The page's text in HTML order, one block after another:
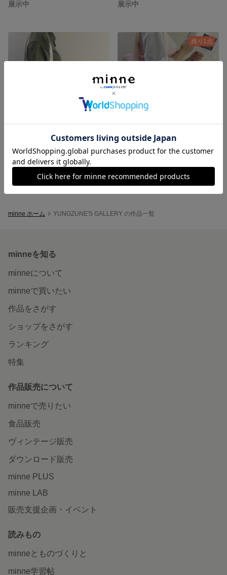
展示中 展示中
エコバッグ <トリトンブルー>
3,800円
残り1点
エコバッグ <ビーナスピンク>
3,800円
minne ホーム YUNGZUNE'S GALLERY の作品一覧
minneを知る
minneについて
minneで買いたい
作品をさがす
ショップをさがす
ランキング
特集
作品販売について
minneで売りたい
食品販売
ヴィンテージ販売
ダウンロード販売
minne PLUS
minne LAB
販売支援企画・イベント
読みもの
minneとものづくりと
minne学習帖